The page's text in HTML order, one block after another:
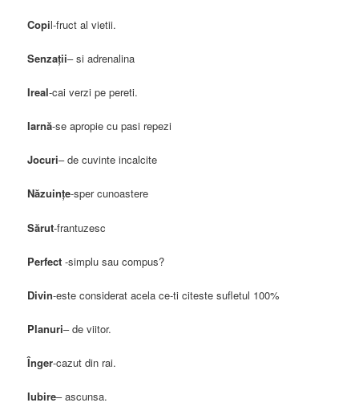
Copil-fruct al vietii.
Senzaţii– si adrenalina
Ireal-cai verzi pe pereti.
Iarnă-se apropie cu pasi repezi
Jocuri– de cuvinte incalcite
Năzuinţe-sper cunoastere
Sărut-frantuzesc
Perfect -simplu sau compus?
Divin-este considerat acela ce-ti citeste sufletul 100%
Planuri– de viitor.
Înger-cazut din rai.
Iubire– ascunsa.